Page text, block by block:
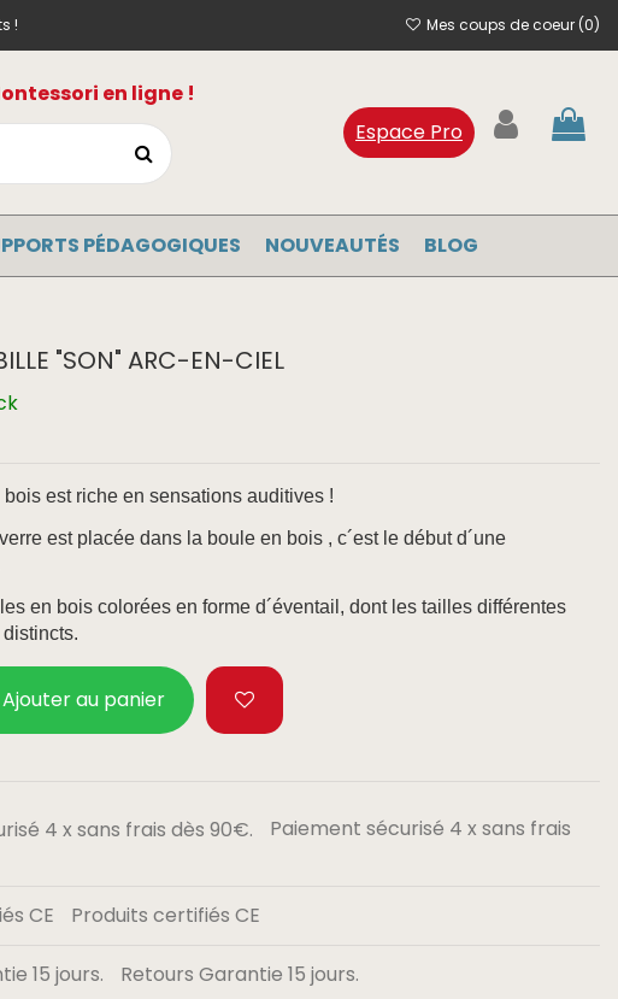
! Mes coups de coeur (0)
en ligne !
Espace Pro
PÉDAGOGIQUES NOUVEAUTÉS BLOG
"SON" ARC-EN-CIEL
est riche en sensations auditives !
est placée dans la boule en bois , c´est le début d´une
en bois colorées en forme d´éventail, dont les tailles différentes
Ajouter au panier
Paiement sécurisé 4 x sans frais
Produits certifiés CE
Retours Garantie 15 jours.